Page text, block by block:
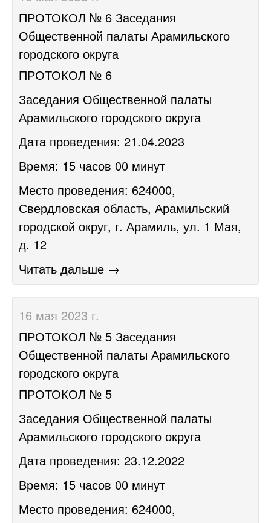
​ПРОТОКОЛ № 6 Заседания
Общественной палаты Арамильского
городского округа
ПРОТОКОЛ № 6
Заседания Общественной палаты
Арамильского городского округа
Дата проведения: 21.04.2023
Время: 15 часов 00 минут
Место проведения: 624000,
Свердловская область, Арамильский
городской округ, г. Арамиль, ул. 1 Мая,
д. 12
Читать дальше →
16 мая 2023 г.
​ПРОТОКОЛ № 5 Заседания
Общественной палаты Арамильского
городского округа
ПРОТОКОЛ № 5
Заседания Общественной палаты
Арамильского городского округа
Дата проведения: 23.12.2022
Время: 15 часов 00 минут
Место проведения: 624000,